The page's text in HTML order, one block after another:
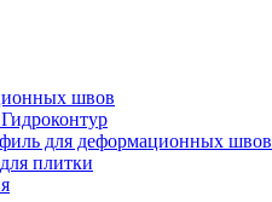
швов
для деформационных швов
плитки